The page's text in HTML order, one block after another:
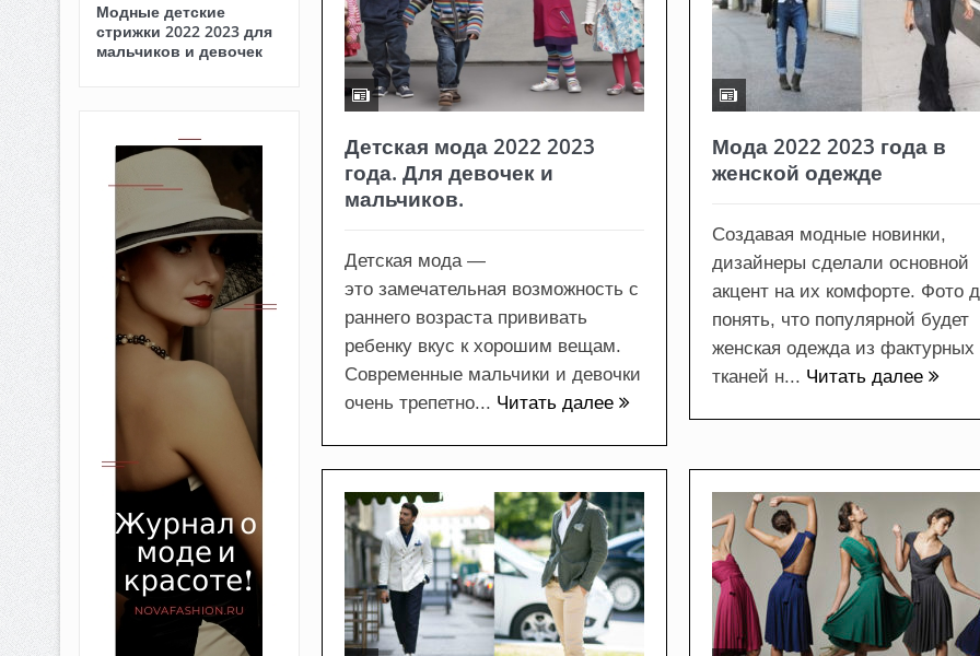
Детская мода 2022 2023
года. Для девочек и
мальчиков.
Детская мода —
это замечательная возможность с
раннего возраста прививать
ребенку вкус к хорошим вещам.
Современные мальчики и девочки
очень трепетно... Читать далее
Мода 2022 2023 года в
женской одежде
Создавая модные новинки,
дизайнеры сделали основной
акцент на их комфорте. Фото
понять, что популярной будет
женская одежда из фактурных
тканей н... Читать далее
Модные детские
стрижки 2022 2023 для
мальчиков и девочек